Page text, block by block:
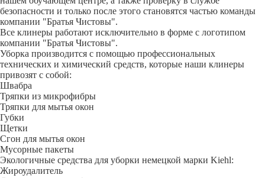
безопасности и только после этого становятся частью команды
компании "Братья Чистовы".
Все клинеры работают исключительно в форме с логотипом
компании "Братья Чистовы".
Уборка производится с помощью профессиональных
технических и химический средств, которые наши клинеры
привозят с собой:
Швабра
Тряпки из микрофибры
Тряпки для мытья окон
Губки
Щетки
Сгон для мытья окон
Мусорные пакеты
Экологичные средства для уборки немецкой марки Kiehl:
Жироудалитель